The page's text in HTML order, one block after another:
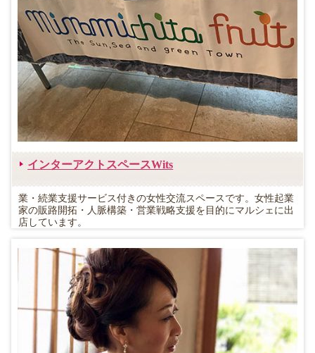
インターアクトスペースWits
業・続業支援サービス付きの女性交流スペースです。女性起業
家の販路開拓・人脈構築・営業戦略支援を目的にマルシェに出
店しています。